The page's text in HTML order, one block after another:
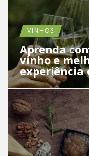
VINHOS
Aprenda
vinho e
experiência